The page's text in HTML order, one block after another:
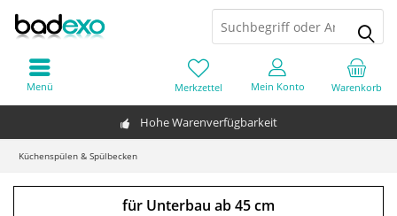
Hohe Warenverfügbarkeit
Warenkorb
Merkzettel Mein Konto
Menü
Küchenspülen & Spülbecken
für Unterbau ab 45 cm